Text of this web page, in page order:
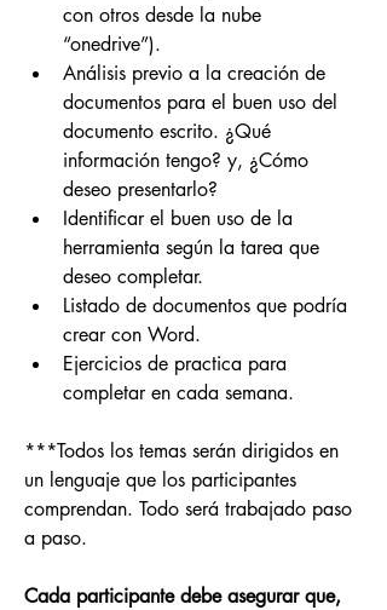
con otros desde la nube
“onedrive”).
Análisis previo a la creación de
documentos para el buen uso del
documento escrito. ¿Qué
información tengo? y, ¿Cómo
deseo presentarlo?
Identificar el buen uso de la
herramienta según la tarea que
deseo completar.
Listado de documentos que podría
crear con Word.
Ejercicios de practica para
completar en cada semana.
***Todos los temas serán dirigidos en
un lenguaje que los participantes
comprendan. Todo será trabajado paso
a paso.
Cada participante debe asegurar que,